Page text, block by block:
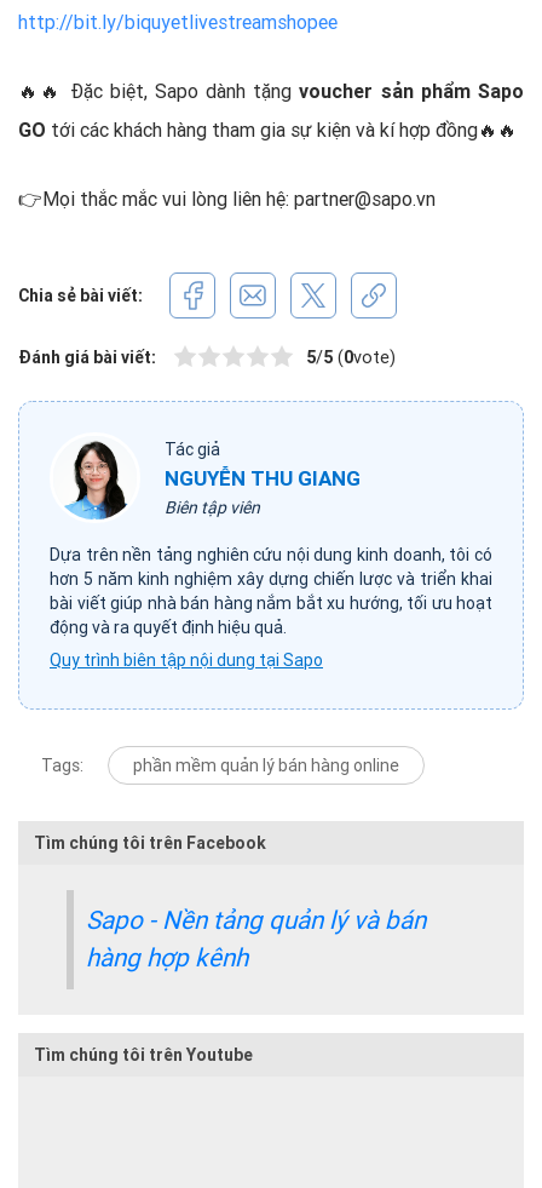
http://bit.ly/biquyetlivestreamshopee
🔥🔥 Đặc biệt, Sapo dành tặngvoucher sản phẩm Sapo
GO tới các khách hàng tham gia sự kiện và kí hợp đồng🔥🔥
👉Mọi thắc mắc vui lòng liên hệ: partner@sapo.vn
Chia sẻ bài viết:
Đánh giá bài viết: 5/5 (0vote)
Tác giả
NGUYỄN THU GIANG
Biên tập viên
Dựa trên nền tảng nghiên cứu nội dung kinh doanh, tôi có
hơn 5 năm kinh nghiệm xây dựng chiến lược và triển khai
bài viết giúp nhà bán hàng nắm bắt xu hướng, tối ưu hoạt
động và ra quyết định hiệu quả.
Quy trình biên tập nội dung tại Sapo
Tags: phần mềm quản lý bán hàng online
Tìm chúng tôi trên Facebook
Sapo - Nền tảng quản lý và bán
hàng hợp kênh
Tìm chúng tôi trên Youtube